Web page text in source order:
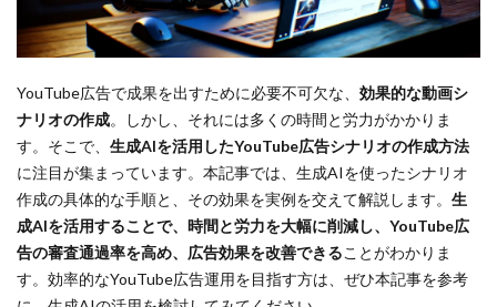
YouTube広告で成果を出すために必要不可欠な、 効果的な動画シ
ナリオの作成。しかし、それには多くの時間と労力がかかりま
す。そこで、 生成AIを活用したYouTube広告シナリオの作成方法
に注目が集まっています。本記事では、生成AIを使ったシナリオ
作成の具体的な手順と、その効果を実例を交えて解説します。 生
成AIを活用することで、時間と労力を大幅に削減し、YouTube広
告の審査通過率を高め、広告効果を改善できることがわかりま
す。効率的なYouTube広告運用を目指す方は、ぜひ本記事を参考